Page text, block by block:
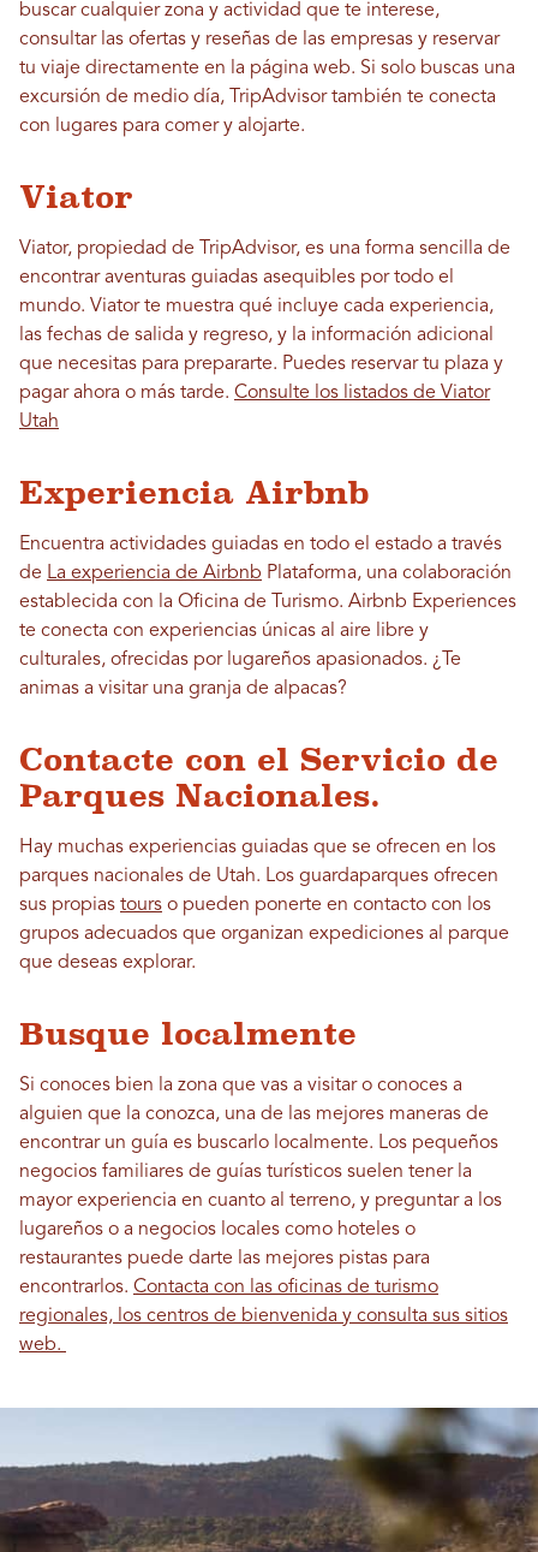
buscar cualquier zona y actividad que te interese,
consultar las ofertas y reseñas de las empresas y reservar
tu viaje directamente en la página web. Si solo buscas una
excursión de medio día, TripAdvisor también te conecta
con lugares para comer y alojarte.
Viator
Viator, propiedad de TripAdvisor, es una forma sencilla de
encontrar aventuras guiadas asequibles por todo el
mundo. Viator te muestra qué incluye cada experiencia,
las fechas de salida y regreso, y la información adicional
que necesitas para prepararte. Puedes reservar tu plaza y
pagar ahora o más tarde. Consulte los listados de Viator
Utah
Experiencia Airbnb
Encuentra actividades guiadas en todo el estado a través
de La experiencia de Airbnb Plataforma, una colaboración
establecida con la Oficina de Turismo. Airbnb Experiences
te conecta con experiencias únicas al aire libre y
culturales, ofrecidas por lugareños apasionados. ¿Te
animas a visitar una granja de alpacas?
Contacte con el Servicio de
Parques Nacionales.
Hay muchas experiencias guiadas que se ofrecen en los
parques nacionales de Utah. Los guardaparques ofrecen
sus propias tours o pueden ponerte en contacto con los
grupos adecuados que organizan expediciones al parque
que deseas explorar.
Busque localmente
Si conoces bien la zona que vas a visitar o conoces a
alguien que la conozca, una de las mejores maneras de
encontrar un guía es buscarlo localmente. Los pequeños
negocios familiares de guías turísticos suelen tener la
mayor experiencia en cuanto al terreno, y preguntar a los
lugareños o a negocios locales como hoteles o
restaurantes puede darte las mejores pistas para
encontrarlos. Contacta con las oficinas de turismo
regionales, los centros de bienvenida y consulta sus sitios
web.